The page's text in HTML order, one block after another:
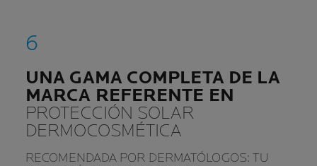
UNA GAMA COMPLETA DE LA
MARCA REFERENTE EN
PROTECCIÓN SOLAR
DERMOCOSMÉTICA
RECOMENDADA POR DERMATÓLOGOS: TU